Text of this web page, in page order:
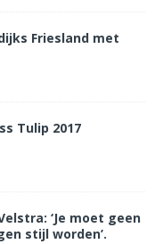
Friesland met
Tulip 2017
‘Je moet geen
stijl worden’.